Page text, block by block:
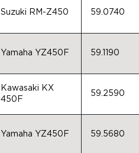
Suzuki RM-Z450 59.0740
Yamaha YZ450F 59.1190
Kawasaki KX
450F
59.2590
Yamaha YZ450F 59.5680